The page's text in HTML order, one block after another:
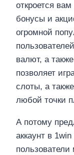
откроется
бонусы и
огромной
валют, а
позволяет
слоты, а
любой точки
А потому
аккаунт в
пользователи